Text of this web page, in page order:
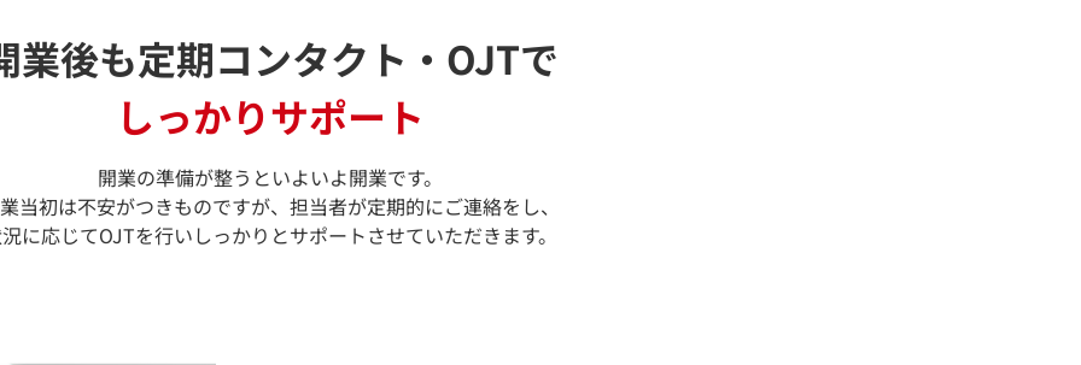
業後も定期コンタクト・OJTで
しっかりサポート
開業の準備が整うといよいよ開業です。
当初は不安がつきものですが、担当者が定期的にご連絡をし、
に応じてOJTを行いしっかりとサポートさせていただきます。